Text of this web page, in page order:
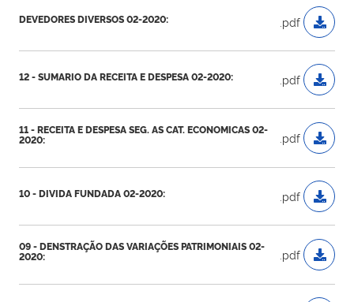
DEVEDORES DIVERSOS 02-2020: .pdf
12 - SUMARIO DA RECEITA E DESPESA 02-2020: .pdf
11 - RECEITA E DESPESA SEG. AS CAT. ECONOMICAS 02-
2020:
.pdf
10 - DIVIDA FUNDADA 02-2020: .pdf
09 - DENSTRAÇÃO DAS VARIAÇÕES PATRIMONIAIS 02-
2020:
.pdf